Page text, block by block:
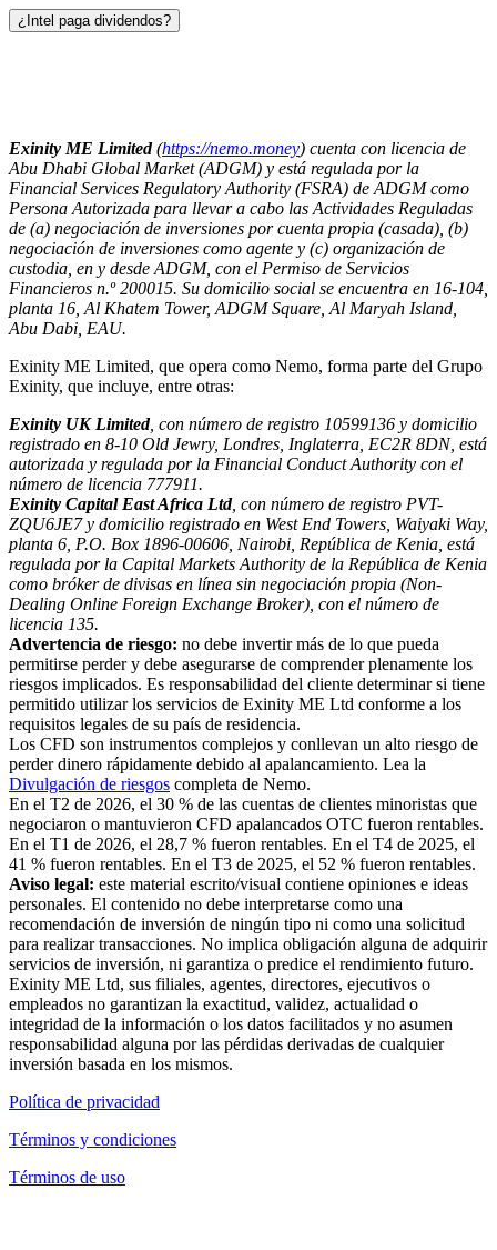
¿Intel paga dividendos?
Exinity ME Limited(https://nemo.money) cuenta con licencia de
Abu Dhabi Global Market (ADGM) y está regulada por la
Financial Services Regulatory Authority (FSRA) de ADGM como
Persona Autorizada para llevar a cabo las Actividades Reguladas
de (a) negociación de inversiones por cuenta propia (casada), (b)
negociación de inversiones como agente y (c) organización de
custodia, en y desde ADGM, con el Permiso de Servicios
Financieros n.º 200015. Su domicilio social se encuentra en 16-104,
planta 16, Al Khatem Tower, ADGM Square, Al Maryah Island,
Abu Dabi, EAU.
Exinity ME Limited, que opera como Nemo, forma parte del Grupo
Exinity, que incluye, entre otras:
Exinity UK Limited, con número de registro 10599136 y domicilio
registrado en 8-10 Old Jewry, Londres, Inglaterra, EC2R 8DN, está
autorizada y regulada por la Financial Conduct Authority con el
número de licencia 777911.
Exinity Capital East Africa Ltd, con número de registro PVT-
ZQU6JE7 y domicilio registrado en West End Towers, Waiyaki Way,
planta 6, P.O. Box 1896-00606, Nairobi, República de Kenia, está
regulada por la Capital Markets Authority de la República de Kenia
como bróker de divisas en línea sin negociación propia (Non-
Dealing Online Foreign Exchange Broker), con el número de
licencia 135.
Advertencia de riesgo: no debe invertir más de lo que pueda
permitirse perder y debe asegurarse de comprender plenamente los
riesgos implicados. Es responsabilidad del cliente determinar si tiene
permitido utilizar los servicios de Exinity ME Ltd conforme a los
requisitos legales de su país de residencia.
Los CFD son instrumentos complejos y conllevan un alto riesgo de
perder dinero rápidamente debido al apalancamiento. Lea la
Divulgación de riesgos completa de Nemo.
En el T2 de 2026, el 30 % de las cuentas de clientes minoristas que
negociaron o mantuvieron CFD apalancados OTC fueron rentables.
En el T1 de 2026, el 28,7 % fueron rentables. En el T4 de 2025, el
41 % fueron rentables. En el T3 de 2025, el 52 % fueron rentables.
Aviso legal: este material escrito/visual contiene opiniones e ideas
personales. El contenido no debe interpretarse como una
recomendación de inversión de ningún tipo ni como una solicitud
para realizar transacciones. No implica obligación alguna de adquirir
servicios de inversión, ni garantiza o predice el rendimiento futuro.
Exinity ME Ltd, sus filiales, agentes, directores, ejecutivos o
empleados no garantizan la exactitud, validez, actualidad o
integridad de la información o los datos facilitados y no asumen
responsabilidad alguna por las pérdidas derivadas de cualquier
inversión basada en los mismos.
Política de privacidad
Términos y condiciones
Términos de uso